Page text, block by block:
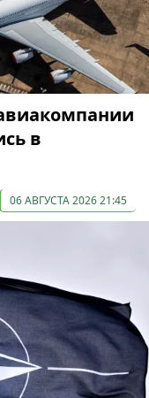
в
06 АВГУСТА 2026 21:45